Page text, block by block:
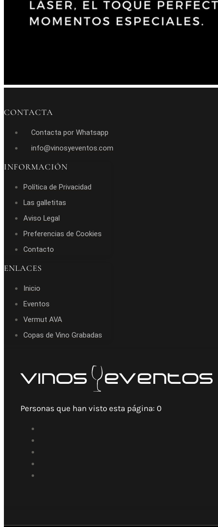
CONTACTA
Contacta por Whatsapp
info@vinosyeventos.com
INFORMACIÓN
Política de Privacidad
Las galletitas
Aviso Legal
Preferencias de Cookies
Contacto
ENLACES
Inicio
Eventos
Vermut AVA
Copas de Vino Grabadas
Personas que han visto esta página: 0